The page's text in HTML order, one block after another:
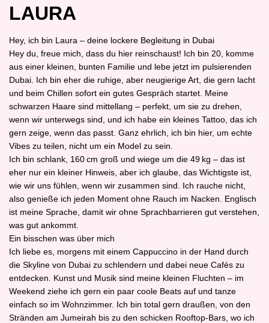
LAURA
Hey, ich bin Laura – deine lockere Begleitung in Dubai
Hey du, freue mich, dass du hier reinschaust! Ich bin 20, komme
aus einer kleinen, bunten Familie und lebe jetzt im pulsierenden
Dubai. Ich bin eher die ruhige, aber neugierige Art, die gern lacht
und beim Chillen sofort ein gutes Gespräch startet. Meine
schwarzen Haare sind mittellang – perfekt, um sie zu drehen,
wenn wir unterwegs sind, und ich habe ein kleines Tattoo, das ich
gern zeige, wenn das passt. Ganz ehrlich, ich bin hier, um echte
Vibes zu teilen, nicht um ein Model zu sein.
Ich bin schlank, 160 cm groß und wiege um die 49 kg – das ist
eher nur ein kleiner Hinweis, aber ich glaube, das Wichtigste ist,
wie wir uns fühlen, wenn wir zusammen sind. Ich rauche nicht,
also genieße ich jeden Moment ohne Rauch im Nacken. Englisch
ist meine Sprache, damit wir ohne Sprachbarrieren gut verstehen,
was gut ankommt.
Ein bisschen was über mich
Ich liebe es, morgens mit einem Cappuccino in der Hand durch
die Skyline von Dubai zu schlendern und dabei neue Cafés zu
entdecken. Kunst und Musik sind meine kleinen Fluchten – im
Weekend ziehe ich gern ein paar coole Beats auf und tanze
einfach so im Wohnzimmer. Ich bin total gern draußen, von den
Stränden am Jumeirah bis zu den schicken Rooftop-Bars, wo ich